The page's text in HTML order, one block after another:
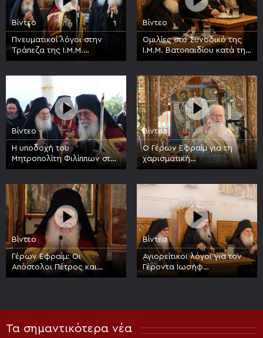
Βίντεο
Πνευματικοί λόγοι στην
Τράπεζα της Ι.Μ.Μ.
Βατοπαιδίου κατά την
Βίντεο
Ομιλίες στο Συνοδικό της
Ι.Μ.Μ. Βατοπαιδίου κατά την
πανήγυρη της Συνάξεως
Αγίων
Βίντεο
Η υποδοχή του
Μητροπολίτη Φιλίππων στην
Ιερά Μεγίστη Μονή
Βίντεο
Ο Γέρων Εφραίμ για τη
χαρισματική
προσωπικότητα του Οσίου
Βίντεο
Γέρων Εφραίμ: Οι
Απόστολοι Πέτρος και
Παύλος είναι στυλοβάτες
Βίντεο
Αγιορείτικοι λόγοι για τον
Γέροντα Ιωσήφ
Βατοπαιδινό, 17 έτη από
Τα σημαντικότερα νέα